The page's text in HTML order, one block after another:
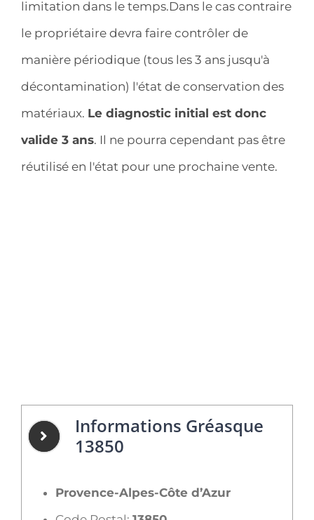
limitation dans le temps.Dans le cas contraire
le propriétaire devra faire contrôler de
manière périodique (tous les 3 ans jusqu'à
décontamination) l'état de conservation des
matériaux. Le diagnostic initial est donc
valide 3 ans. Il ne pourra cependant pas être
réutilisé en l'état pour une prochaine vente.
Informations Gréasque
13850
Provence-Alpes-Côte d’Azur